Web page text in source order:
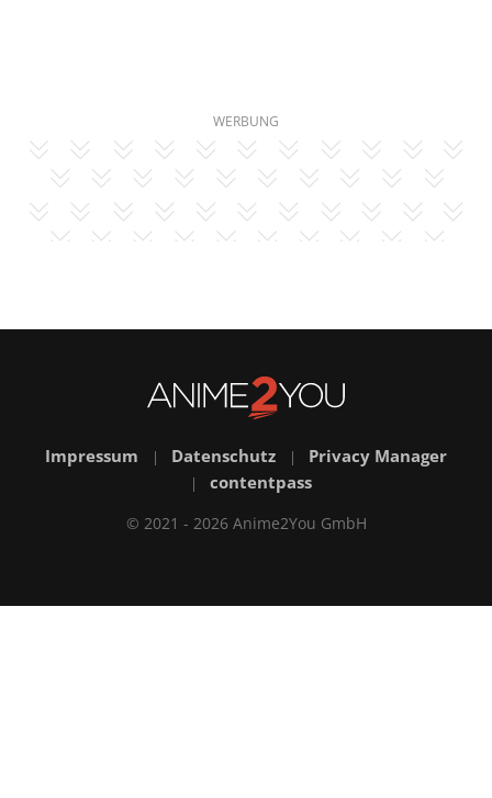
WERBUNG
Impressum | Datenschutz | Privacy Manager
| contentpass
© 2021 - 2026 Anime2You GmbH